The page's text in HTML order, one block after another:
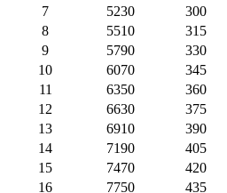
7
5230 300
8
5510 315
9
5790 330
10
6070 345
11
6350 360
12
6630 375
13
6910 390
14
7190 405
15
7470 420
16
7750 435